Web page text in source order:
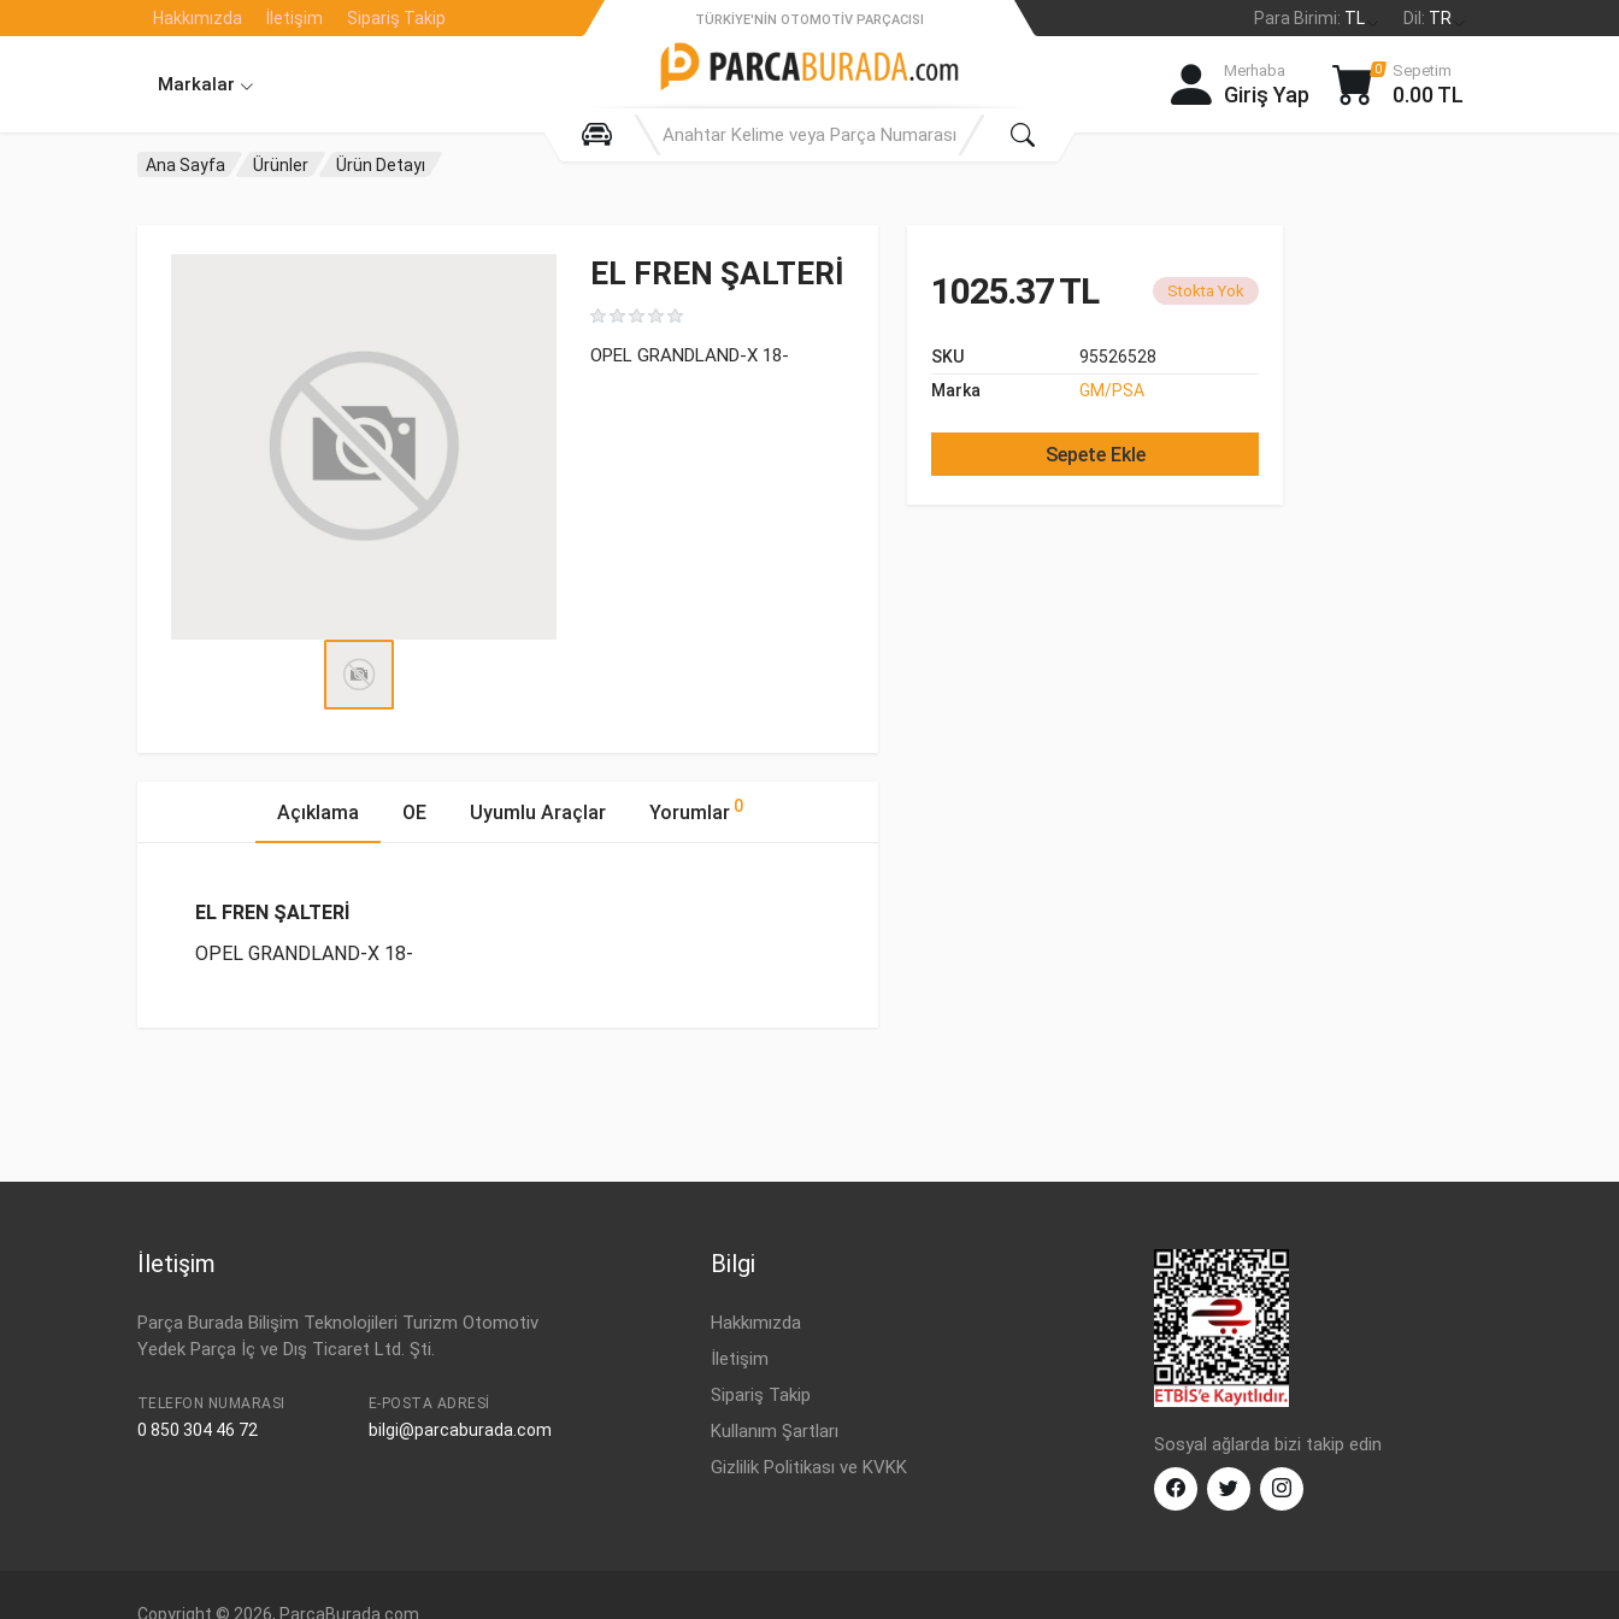
Hakkımızda İletişim Sipariş Takip Para Birimi: TL Dil: TR
Markalar
TÜRKIYE'NIN OTOMOTIV PARÇACISI
Merhaba
Giriş Yap
0 Sepetim
0.00 TL
Ana Sayfa Ürünler Ürün Detayı
EL FREN ŞALTERİ
OPEL GRANDLAND-X 18-
1025.37 TL Stokta Yok
SKU
95526528
Marka
GM/PSA
Sepete Ekle
Açıklama OE Uyumlu Araçlar Yorumlar 0
EL FREN ŞALTERİ
OPEL GRANDLAND-X 18-
İletişim
Parça Burada Bilişim Teknolojileri Turizm Otomotiv
Yedek Parça İç ve Dış Ticaret Ltd. Şti.
TELEFON NUMARASI
0 850 304 46 72
E-POSTA ADRESI
bilgi@parcaburada.com
Bilgi
Hakkımızda
İletişim
Sipariş Takip
Kullanım Şartları
Gizlilik Politikası ve KVKK
Sosyal ağlarda bizi takip edin
Copyright © 2026, ParcaBurada.com